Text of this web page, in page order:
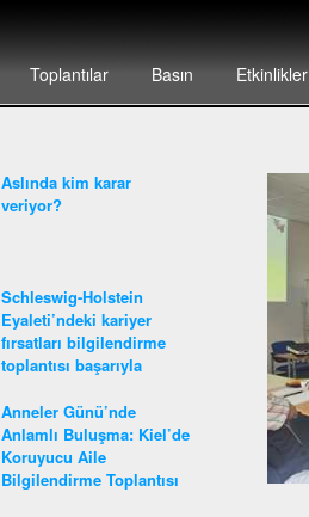
Toplantılar Basın Etkinlikler
Aslında kim karar
veriyor?
Schleswig-Holstein
Eyaleti’ndeki kariyer
fırsatları bilgilendirme
toplantısı başarıyla
Anneler Günü’nde
Anlamlı Buluşma: Kiel’de
Koruyucu Aile
Bilgilendirme Toplantısı